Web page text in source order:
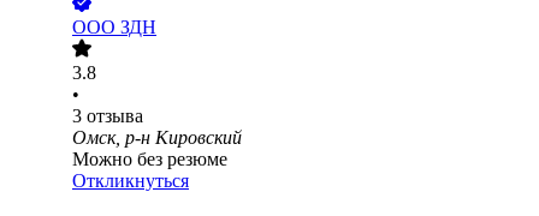
ООО ЗДН
3.8
•
3 отзыва
Омск, р-н Кировский
Можно без резюме
Откликнуться